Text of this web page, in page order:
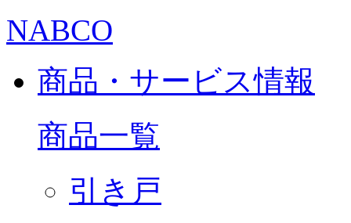
NABCO
商品・サービス情報
商品一覧
引き戸